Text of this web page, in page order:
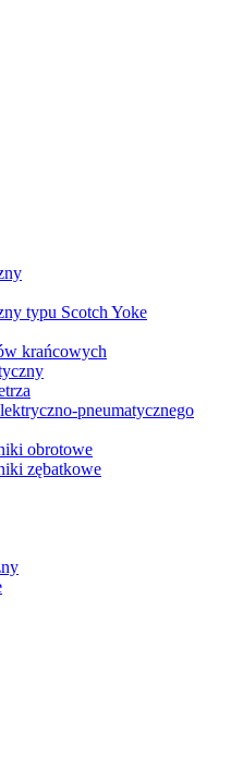
typu Scotch Yoke
krańcowych
pneumatycznego
obrotowe
zębatkowe